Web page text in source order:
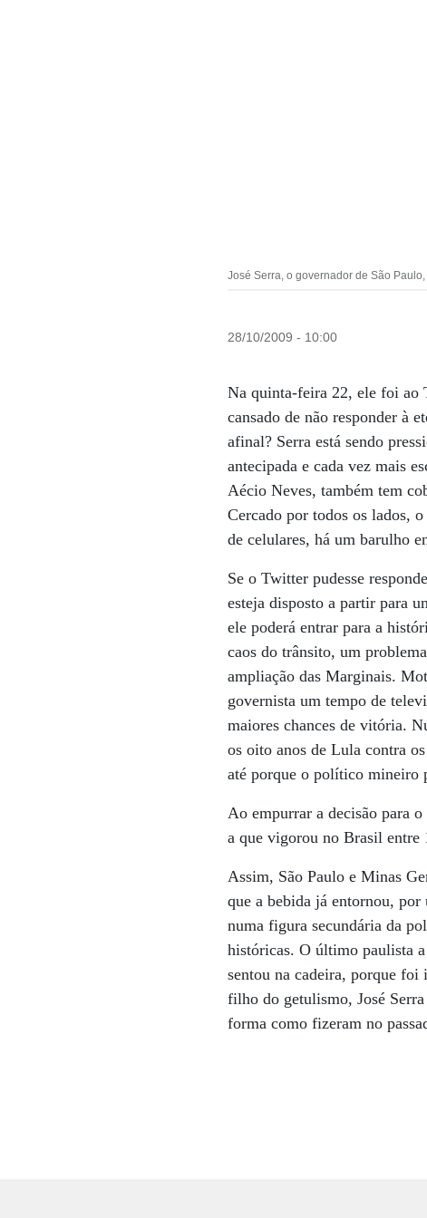
José Serra, o governador de São
28/10/2009 - 10:00
Na quinta-feira 22, ele foi ao
cansado de não responder à
afinal? Serra está sendo
antecipada e cada vez mais
Aécio Neves, também tem
Cercado por todos os lados,
de celulares, há um barulho
Se o Twitter pudesse
esteja disposto a partir para
ele poderá entrar para a
caos do trânsito, um
ampliação das Marginais.
governista um tempo de
maiores chances de vitória.
os oito anos de Lula contra
até porque o político mineiro
Ao empurrar a decisão para
a que vigorou no Brasil entre
Assim, São Paulo e Minas
que a bebida já entornou,
numa figura secundária da
históricas. O último paulista
sentou na cadeira, porque
filho do getulismo, José
forma como fizeram no